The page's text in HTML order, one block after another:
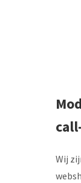
Wij